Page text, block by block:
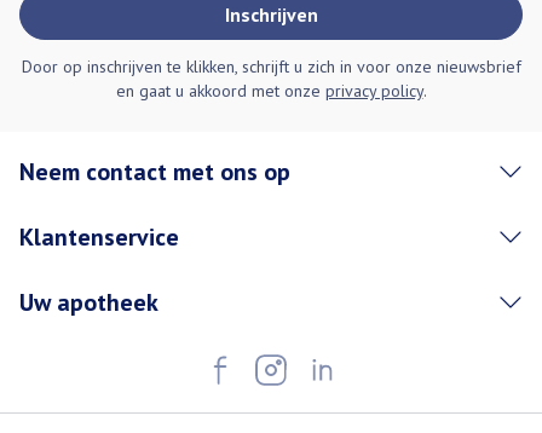
Inschrijven
Door op inschrijven te klikken, schrijft u zich in voor onze nieuwsbrief
en gaat u akkoord met onze privacy policy.
Neem contact met ons op
Klantenservice
Uw apotheek